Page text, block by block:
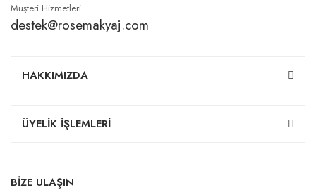
Müşteri Hizmetleri
destek@rosemakyaj.com
HAKKIMIZDA
ÜYELİK İŞLEMLERİ
BİZE ULAŞIN